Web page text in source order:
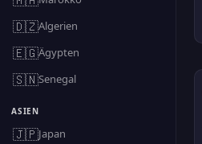
🇩🇿Algerien
🇪🇬Ägypten
🇸🇳Senegal
ASIEN
🇯🇵Japan